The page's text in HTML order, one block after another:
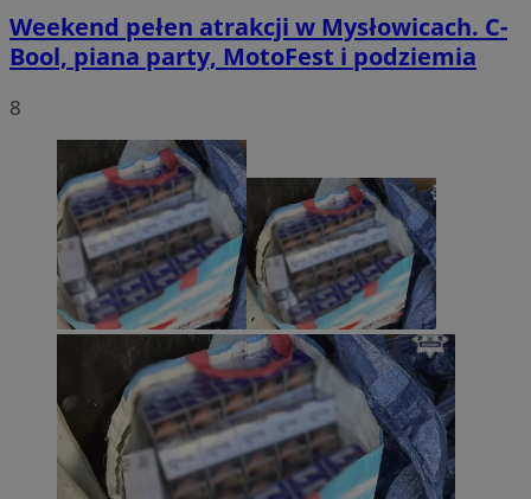
Weekend pełen atrakcji w Mysłowicach. C-
Bool, piana party, MotoFest i podziemia
8